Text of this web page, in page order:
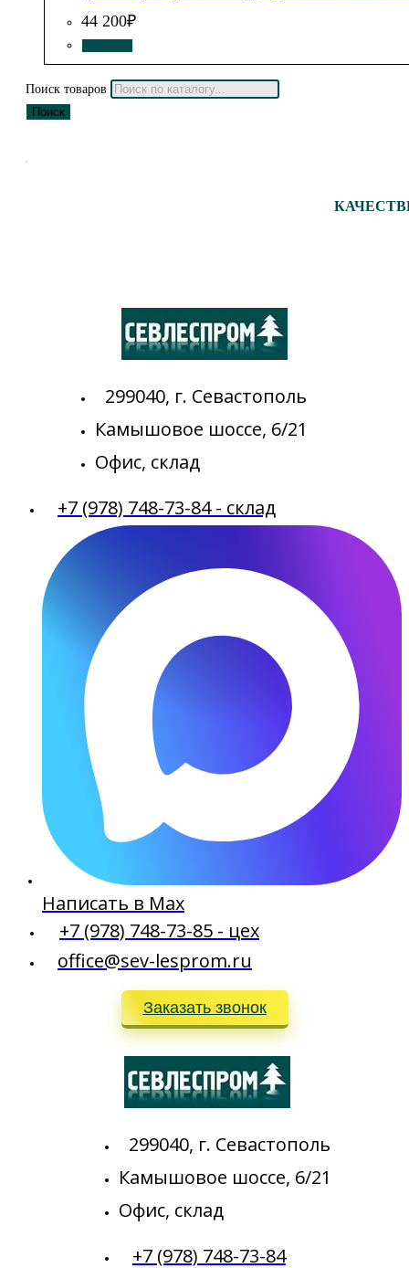
44 200₽
Поиск товаров
Поиск
299040, г. Севастополь
Камышовое шоссе, 6/21
Офис, склад
+7 (978) 748-73-84 - склад
Написать в Max
+7 (978) 748-73-85 - цех
office@sev-lesprom.ru
Заказать звонок
299040, г. Севастополь
Камышовое шоссе, 6/21
Офис, склад
+7 (978) 748-73-84